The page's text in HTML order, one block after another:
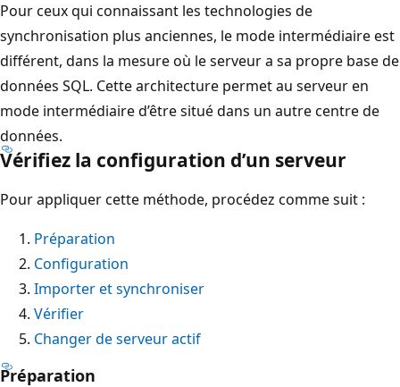
Pour ceux qui connaissant les technologies de
synchronisation plus anciennes, le mode intermédiaire est
différent, dans la mesure où le serveur a sa propre base de
données SQL. Cette architecture permet au serveur en
mode intermédiaire d’être situé dans un autre centre de
données.
Vérifiez la configuration d’un serveur
Pour appliquer cette méthode, procédez comme suit :
Préparation
Configuration
Importer et synchroniser
Vérifier
Changer de serveur actif
Préparation